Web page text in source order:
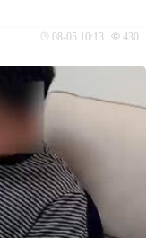
08-05 10:13 430